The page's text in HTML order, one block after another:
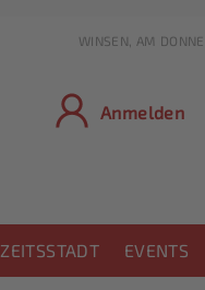
Anmelden
EVENTS
WINSEN, AM